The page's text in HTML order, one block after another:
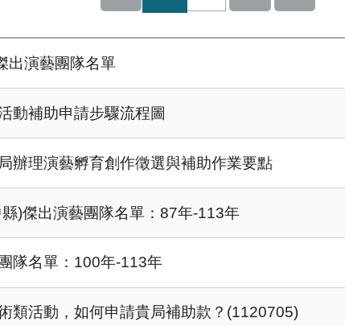
出演藝團隊名單
動補助申請步驟流程圖
辦理演藝孵育創作徵選與補助作業要點
縣)傑出演藝團隊名單：87年-113年
隊名單：100年-113年
類活動，如何申請貴局補助款？(1120705)